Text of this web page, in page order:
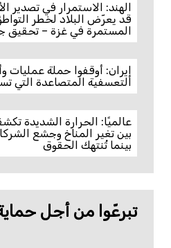
الهند: الاستمرار في تصدير
قد يعرّض البلاد لخطر
المستمرة في غزة – تحقيق
إيران: أوقفوا حملة عمليات
التعسفية المتصاعدة التي
عالميًا: الحرارة الشديدة
بين تغير المناخ وجشع
بينما تُنتهك الحقوق
تبرعّوا من أجل